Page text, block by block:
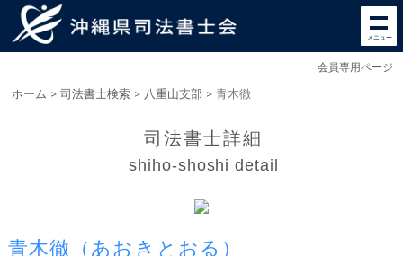
メニュー
会員専用ページ
ホーム > 司法書士検索 > 八重山支部 > 青木徹
司法書士詳細
shiho-shoshi detail
青木徹 （あおきとおる）